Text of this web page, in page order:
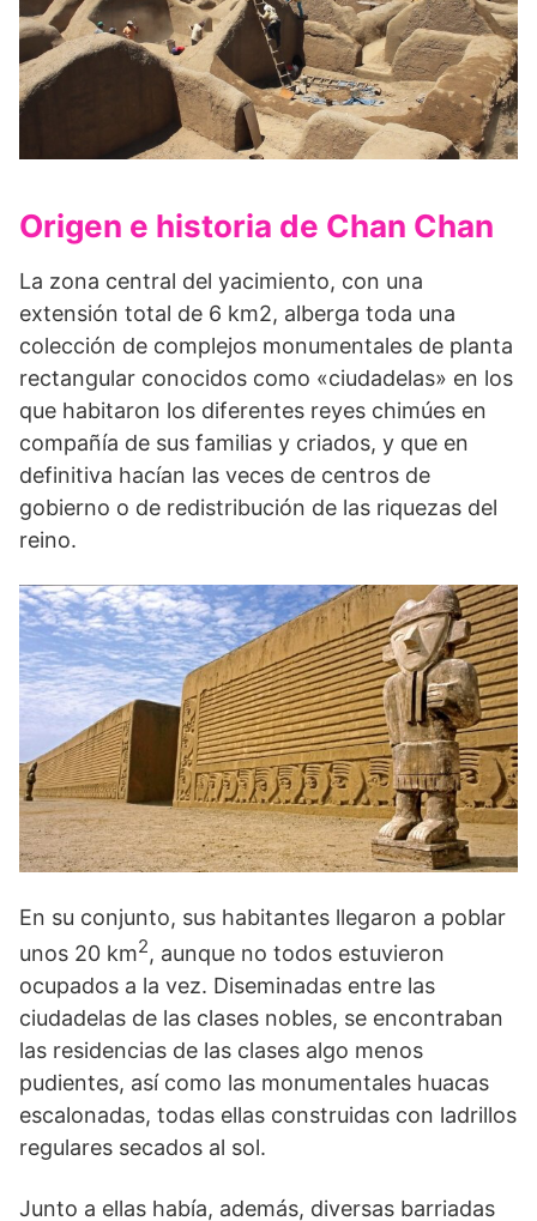
Origen e historia de Chan Chan
La zona central del yacimiento, con una
extensión total de 6 km2, alberga toda una
colección de complejos monumentales de planta
rectangular conocidos como «ciudadelas» en los
que habitaron los diferentes reyes chimúes en
compañía de sus familias y criados, y que en
definitiva hacían las veces de centros de
gobierno o de redistribución de las riquezas del
reino.
En su conjunto, sus habitantes llegaron a poblar
unos 20 km2, aunque no todos estuvieron
ocupados a la vez. Diseminadas entre las
ciudadelas de las clases nobles, se encontraban
las residencias de las clases algo menos
pudientes, así como las monumentales huacas
escalo­nadas, todas ellas construidas con ladrillos
regulares secados al sol.
Junto a ellas había, además, diversas barria­das